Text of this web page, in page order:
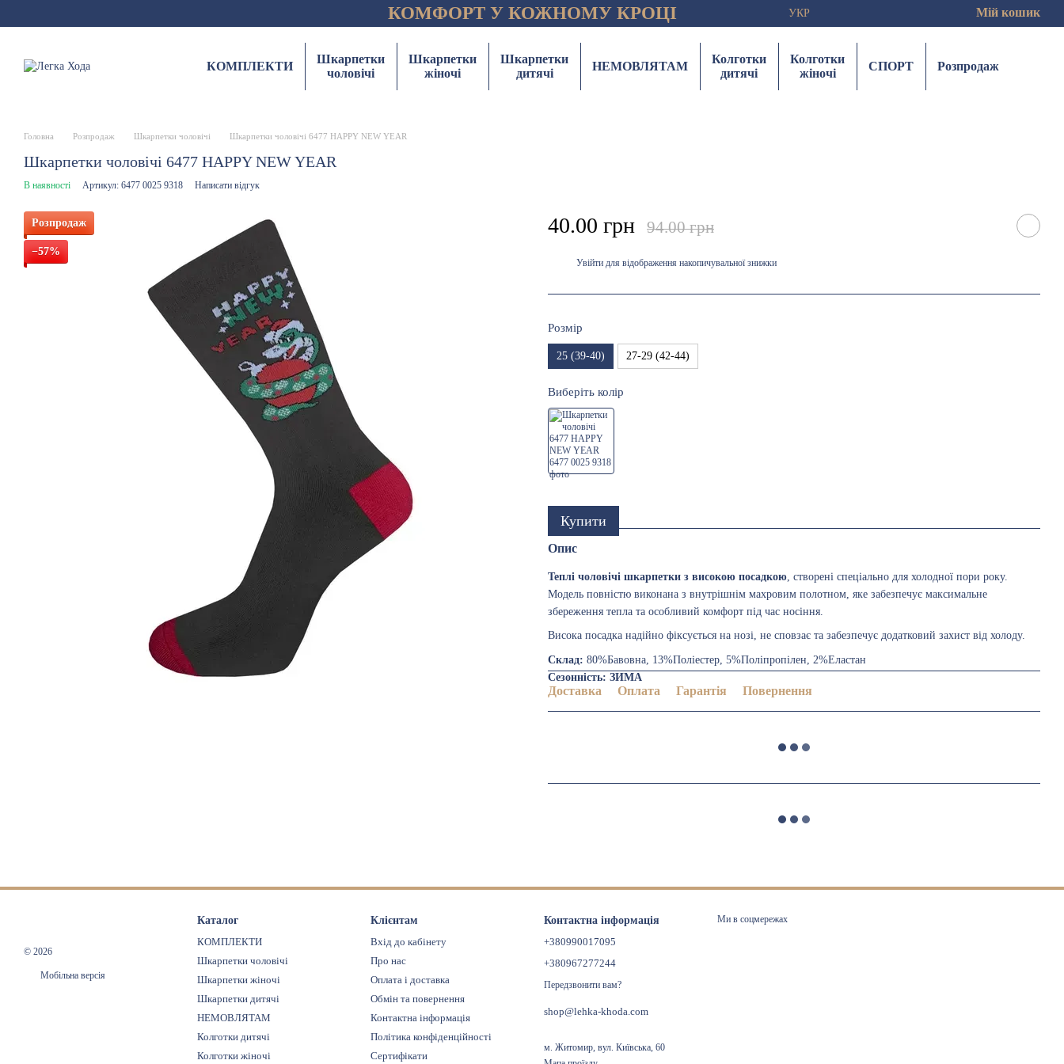
КОМФОРТ У КОЖНОМУ КРОЦІ УКР Мій кошик
КОМПЛЕКТИ
Шкарпетки
чоловічі
Шкарпетки
жіночі
Шкарпетки
дитячі
НЕМОВЛЯТАМ
Колготки
дитячі
Колготки
жіночі
СПОРТ Розпродаж
Головна Розпродаж Шкарпетки чоловічі Шкарпетки чоловічі 6477 HAPPY NEW YEAR
Шкарпетки чоловічі 6477 HAPPY NEW YEAR
В наявності Артикул: 6477 0025 9318 Написати відгук
Розпродаж
−57%
40.00 грн 94.00 грн
Увійти для відображення накопичувальної знижки
Розмір
25 (39-40) 27-29 (42-44)
Виберіть колір
Купити
Опис
Теплі чоловічі шкарпетки з високою посадкою, створені спеціально для холодної пори року.
Модель повністю виконана з внутрішнім махровим полотном, яке забезпечує максимальне
збереження тепла та особливий комфорт під час носіння.
Висока посадка надійно фіксується на нозі, не сповзає та забезпечує додатковий захист від холоду.
Склад: 80%Бавовна, 13%Поліестер, 5%Поліпропілен, 2%Еластан
Сезонність: ЗИМА
Доставка Оплата Гарантія Повернення
© 2026
Мобільна версія
Каталог
КОМПЛЕКТИ
Шкарпетки чоловічі
Шкарпетки жіночі
Шкарпетки дитячі
НЕМОВЛЯТАМ
Колготки дитячі
Колготки жіночі
Клієнтам
Вхід до кабінету
Про нас
Оплата і доставка
Обмін та повернення
Контактна інформація
Політика конфіденційності
Сертифікати
Контактна інформація
+380990017095
+380967277244
Передзвонити вам?
shop@lehka-khoda.com
м. Житомир, вул. Київська, 60
Ми в соцмережах